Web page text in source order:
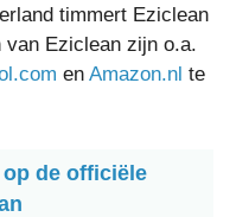
timmert Eziclean
van Eziclean zijn o.a.
en Amazon.nl te
op de officiële